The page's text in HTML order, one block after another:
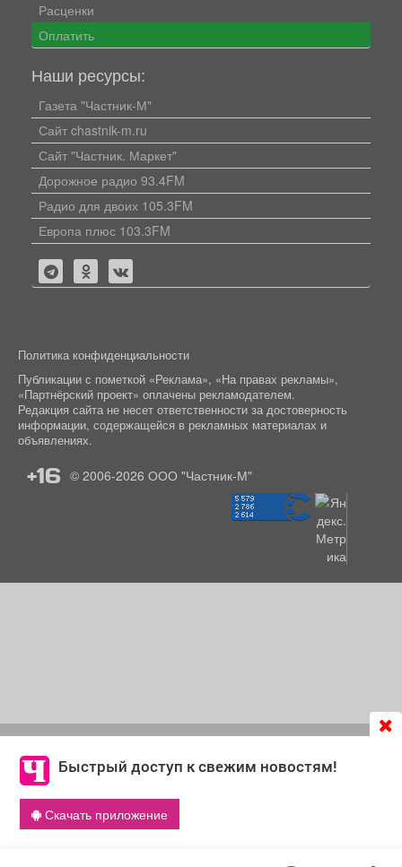
Быстрый доступ к свежим новостям!
Скачать приложение
согласие на обработку файлов cookie, которые
обеспечивают корректную работу сайта и сбора
информации для улучшения качества сервисов.
Что такое cookie
Расценки
Оплатить
Наши ресурсы:
Газета "Частник-М"
Сайт chastnik-m.ru
Сайт "Частник. Маркет"
Дорожное радио 93.4FM
Радио для двоих 105.3FM
Европа плюс 103.3FM
Политика конфиденциальности
Публикации с пометкой «Реклама», «На правах рекламы»,
«Партнёрский проект» оплачены рекламодателем.
Редакция сайта не несет ответственности за достоверность
информации, содержащейся в рекламных материалах и
объявлениях.
+16 © 2006-2026 ООО "Частник-М"